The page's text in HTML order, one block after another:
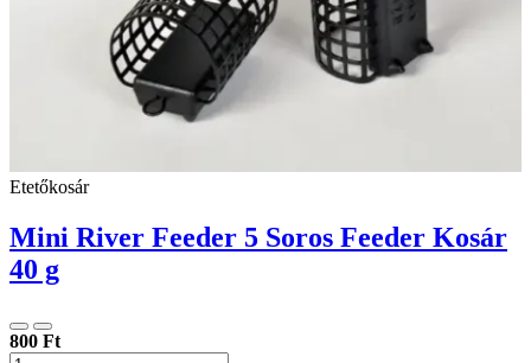
Etetőkosár
Mini River Feeder 5 Soros Feeder Kosár
40 g
800 Ft